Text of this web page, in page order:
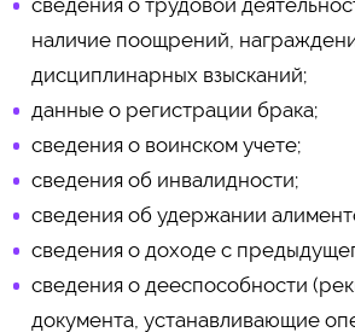
сведения о трудовой
наличие поощрений,
дисциплинарных взысканий;
данные о регистрации брака;
сведения о воинском учете;
сведения об инвалидности;
сведения об удержании
сведения о доходе с
сведения о дееспособности
документа, устанавливающие